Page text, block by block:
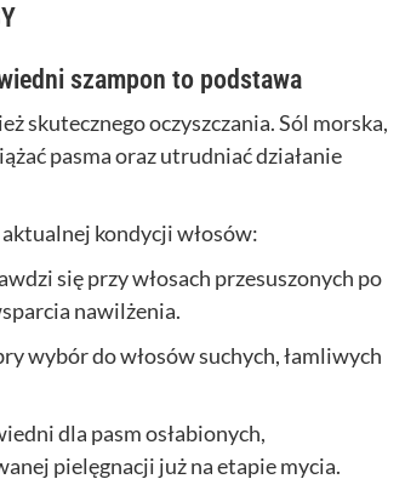
szampon to podstawa
skutecznego oczyszczania. Sól morska,
pasma oraz utrudniać działanie
kondycji włosów:
się przy włosach przesuszonych po
nawilżenia.
wybór do włosów suchych, łamliwych
dla pasm osłabionych,
pielęgnacji już na etapie mycia.